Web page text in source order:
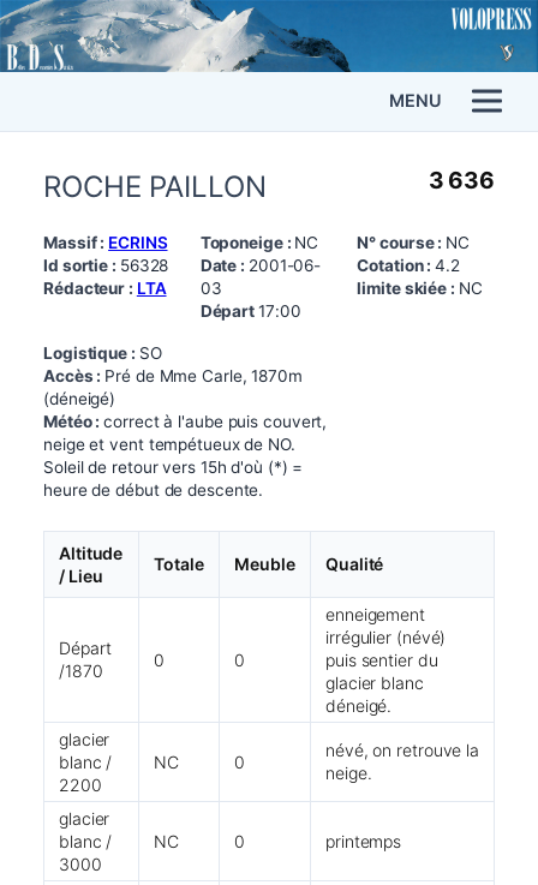
MENU
ROCHE PAILLON 3 636
Massif : ECRINS
Id sortie : 56328
Rédacteur : LTA
Toponeige : NC
Date : 2001-06-
03
Départ17:00
N° course : NC
Cotation :4.2
limite skiée : NC
Logistique : SO
Accès : Pré de Mme Carle, 1870m
(déneigé)
Météo :correct à l'aube puis couvert,
neige et vent tempétueux de NO.
Soleil de retour vers 15h d'où (*) =
heure de début de descente.
Altitude
/ Lieu
Totale Meuble Qualité
Départ
/1870
0 0
enneigement
irrégulier (névé)
puis sentier du
glacier blanc
déneigé.
glacier
blanc /
2200
NC 0
névé, on retrouve la
neige.
glacier
blanc /
3000
NC 0 printemps